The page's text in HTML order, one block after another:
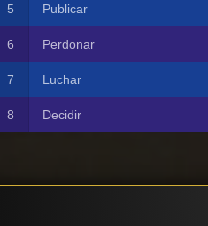
Publicar
Perdonar
Luchar
Decidir